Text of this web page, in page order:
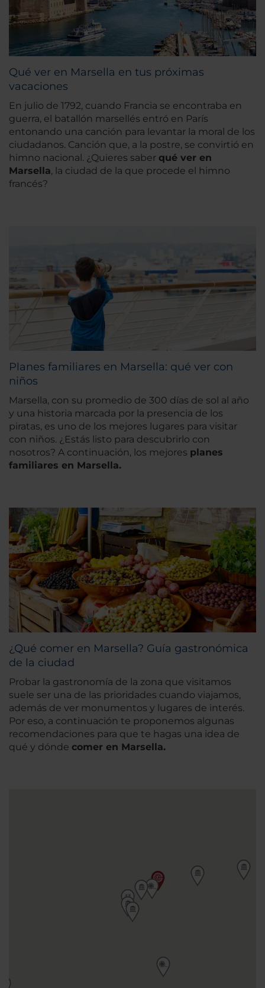
Qué ver en Marsella en tus próximas
vacaciones
En julio de 1792, cuando Francia se encontraba en
guerra, el batallón marsellés entró en París
entonando una canción para levantar la moral de los
ciudadanos. Canción que, a la postre, se convirtió en
himno nacional. ¿Quieres saber qué ver en
Marsella, la ciudad de la que procede el himno
francés?
Planes familiares en Marsella: qué ver con
niños
Marsella, con su promedio de 300 días de sol al año
y una historia marcada por la presencia de los
piratas, es uno de los mejores lugares para visitar
con niños. ¿Estás listo para descubrirlo con
nosotros? A continuación, los mejores planes
familiares en Marsella.
¿Qué comer en Marsella? Guía gastronómica
de la ciudad
Probar la gastronomía de la zona que visitamos
suele ser una de las prioridades cuando viajamos,
además de ver monumentos y lugares de interés.
Por eso, a continuación te proponemos algunas
recomendaciones para que te hagas una idea de
qué y dónde comer en Marsella.